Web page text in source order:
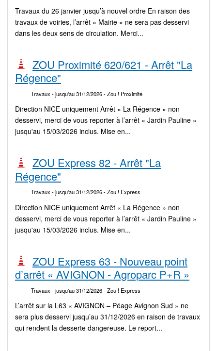
Travaux du 26 janvier jusqu’à nouvel ordre En raison des
travaux de voiries, l’arrêt « Mairie » ne sera pas desservi
dans les deux sens de circulation. Merci...
ZOU Proximité 620/621 - Arrêt "La
Régence"
Travaux - jusqu'au 31/12/2026- Zou ! Proximité
Direction NICE uniquement Arrêt « La Régence » non
desservi, merci de vous reporter à l’arrêt « Jardin Pauline »
jusqu'au 15/03/2026 inclus. Mise en...
ZOU Express 82 - Arrêt "La
Régence"
Travaux - jusqu'au 31/12/2026- Zou ! Express
Direction NICE uniquement Arrêt « La Régence » non
desservi, merci de vous reporter à l’arrêt « Jardin Pauline »
jusqu'au 15/03/2026 inclus. Mise en...
ZOU Express 63 - Nouveau point
d’arrêt « AVIGNON - Agroparc P+R »
Travaux - jusqu'au 31/12/2026- Zou ! Express
L’arrêt sur la L63 « AVIGNON – Péage Avignon Sud » ne
sera plus desservi jusqu’au 31/12/2026 en raison de travaux
qui rendent la desserte dangereuse. Le report...